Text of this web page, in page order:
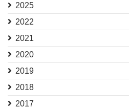
2025
2022
2021
2020
2019
2018
2017